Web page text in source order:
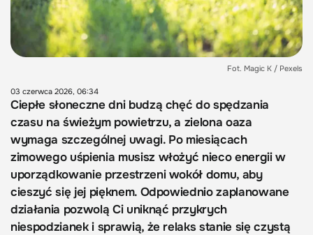
Fot. Magic K / Pexels
03 czerwca 2026, 06:34
Ciepłe słoneczne dni budzą chęć do spędzania
czasu na świeżym powietrzu, a zielona oaza
wymaga szczególnej uwagi. Po miesiącach
zimowego uśpienia musisz włożyć nieco energii w
uporządkowanie przestrzeni wokół domu, aby
cieszyć się jej pięknem. Odpowiednio zaplanowane
działania pozwolą Ci uniknąć przykrych
niespodzianek i sprawią, że relaks stanie się czystą